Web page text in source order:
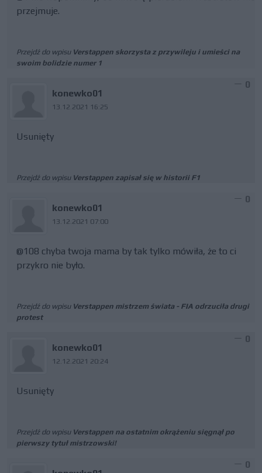
przejmuje.
Przejdź do wpisu Verstappen skorzysta z przywileju i umieści na
swoim bolidzie numer 1
konewko01
13.12.2021 16:25
0
Usunięty
Przejdź do wpisu Verstappen zapisał się w historii F1
konewko01
13.12.2021 07:00
0
@108 chyba twoja mama by tak tylko mówiła, że to ci
przykro nie było.
Przejdź do wpisu Verstappen mistrzem świata - FIA odrzuciła drugi
protest
konewko01
12.12.2021 20:24
0
Usunięty
Przejdź do wpisu Verstappen na ostatnim okrążeniu sięgnął po
pierwszy tytuł mistrzowski!
0